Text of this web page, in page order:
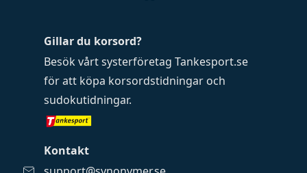
Gillar du korsord?
Besök vårt systerföretag Tankesport.se
för att köpa korsordstidningar och
sudokutidningar.
Kontakt